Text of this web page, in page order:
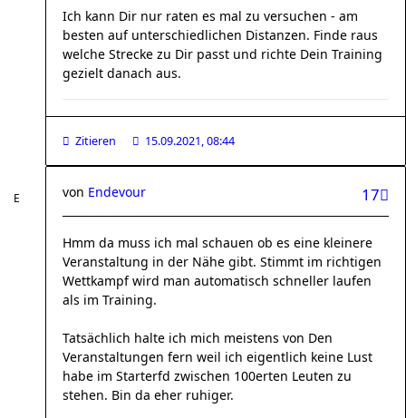
Ich kann Dir nur raten es mal zu versuchen - am
besten auf unterschiedlichen Distanzen. Finde raus
welche Strecke zu Dir passt und richte Dein Training
gezielt danach aus.
Zitieren 15.09.2021, 08:44
17
von Endevour
Hmm da muss ich mal schauen ob es eine kleinere
Veranstaltung in der Nähe gibt. Stimmt im richtigen
Wettkampf wird man automatisch schneller laufen
als im Training.
Tatsächlich halte ich mich meistens von Den
Veranstaltungen fern weil ich eigentlich keine Lust
habe im Starterfd zwischen 100erten Leuten zu
stehen. Bin da eher ruhiger.